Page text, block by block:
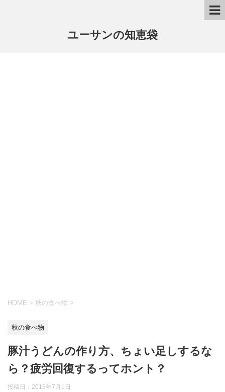
ユーサンの知恵袋
HOME > 秋の食べ物 >
秋の食べ物
豚汁うどんの作り方、ちょい足しするな
ら？疲労回復するってホント？
投稿日： 2015年7月1日